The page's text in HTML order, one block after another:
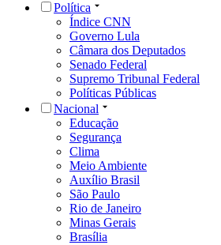
Política
Índice CNN
Governo Lula
Câmara dos Deputados
Senado Federal
Supremo Tribunal Federal
Políticas Públicas
Nacional
Educação
Segurança
Clima
Meio Ambiente
Auxílio Brasil
São Paulo
Rio de Janeiro
Minas Gerais
Brasília